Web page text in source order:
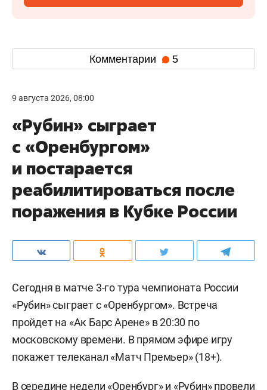
Комментарии 5
9 августа 2026, 08:00
«Рубин» сыграет
с «Оренбургом»
и постарается
реабилитироваться после
поражения в Кубке России
Сегодня в матче 3-го тура чемпионата России
«Рубин» сыграет с «Оренбургом». Встреча
пройдет на «Ак Барс Арене» в 20:30 по
московскому времени. В прямом эфире игру
покажет телеканал «Матч Премьер» (18+).
В середине недели «Оренбург» и «Рубин» провели